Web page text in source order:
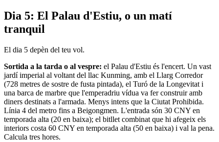
Dia 5: El Palau d'Estiu, o un matí
tranquil
El dia 5 depèn del teu vol.
Sortida a la tarda o al vespre: el Palau d'Estiu és l'encert. Un vast
jardí imperial al voltant del llac Kunming, amb el Llarg Corredor
(728 metres de sostre de fusta pintada), el Turó de la Longevitat i
una barca de marbre que l'emperadriu vídua va fer construir amb
diners destinats a l'armada. Menys intens que la Ciutat Prohibida.
Línia 4 del metro fins a Beigongmen. L'entrada són 30 CNY en
temporada alta (20 en baixa); el bitllet combinat que hi afegeix els
interiors costa 60 CNY en temporada alta (50 en baixa) i val la pena.
Calcula tres hores.